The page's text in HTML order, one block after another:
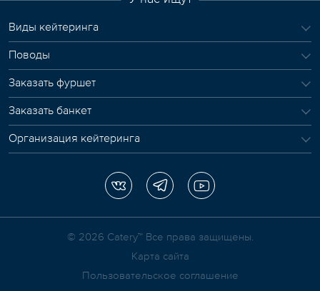
Виды кейтеринга
Поводы
Заказать фуршет
Заказать банкет
Организация кейтеринга
© 2026 Сatery™ Все права защищены.
Карта сайта
Пользовательское соглашение